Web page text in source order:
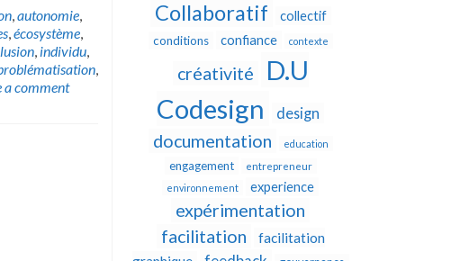
,autonomie,
,écosystème,
, individu,
,
a comment
Collaboratif collectif
conditions confiance contexte
créativité
D.U
Codesign
design
documentation education
engagement
entrepreneur
environnement
experience
expérimentation
facilitation
facilitation